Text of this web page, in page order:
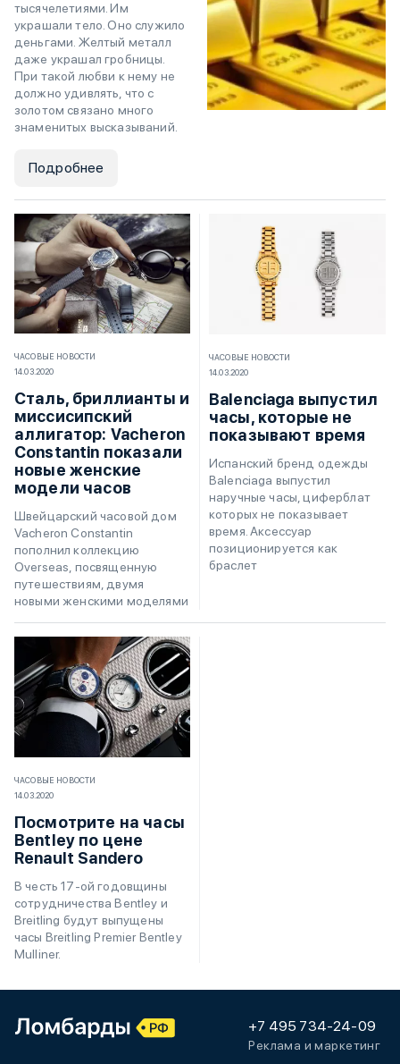
тысячелетиями. Им
украшали тело. Оно служило
деньгами. Желтый металл
даже украшал гробницы.
При такой любви к нему не
должно удивлять, что с
золотом связано много
знаменитых высказываний.
Подробнее
ЧАСОВЫЕ НОВОСТИ
14.03.2020
Сталь, бриллианты и
миссисипский
аллигатор: Vacheron
Constantin показали
новые женские
модели часов
Швейцарский часовой дом
Vacheron Constantin
пополнил коллекцию
Overseas, посвященную
путешествиям, двумя
новыми женскими моделями
ЧАСОВЫЕ НОВОСТИ
14.03.2020
Balenciaga выпустил
часы, которые не
показывают время
Испанский бренд одежды
Balenciaga выпустил
наручные часы, циферблат
которых не показывает
время. Аксессуар
позиционируется как
браслет
ЧАСОВЫЕ НОВОСТИ
14.03.2020
Посмотрите на часы
Bentley по цене
Renault Sandero
В честь 17-ой годовщины
сотрудничества Bentley и
Breitling будут выпущены
часы Breitling Premier Bentley
Mulliner.
+7 495 734-24-09
Реклама и маркетинг